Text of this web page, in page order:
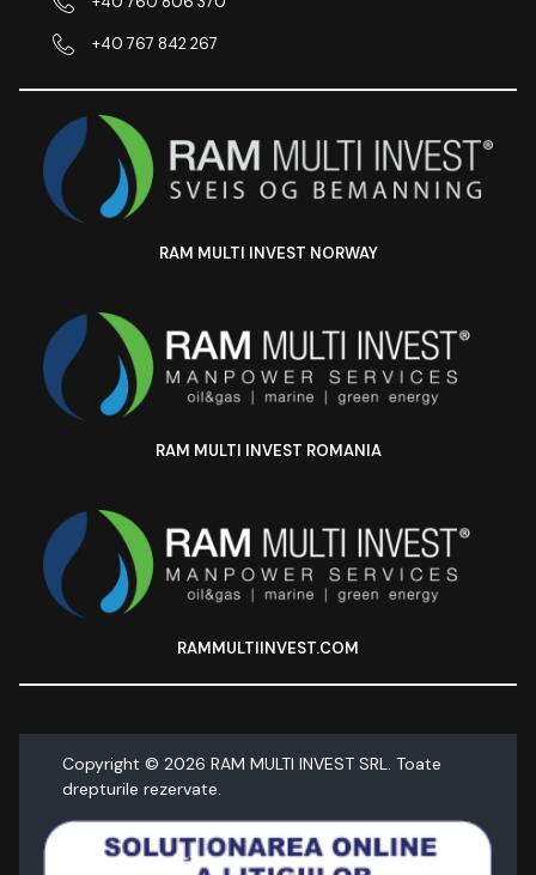
+40 767 842 267
RAM MULTI INVEST NORWAY
RAM MULTI INVEST ROMANIA
RAMMULTIINVEST.COM
Copyright © 2026 RAM MULTI INVEST SRL. Toate
drepturile rezervate.